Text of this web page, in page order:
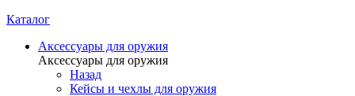
Каталог
Аксессуары для оружия
Аксессуары для оружия
Назад
Кейсы и чехлы для оружия